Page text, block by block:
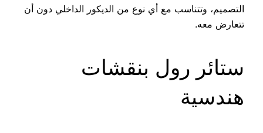
التصميم، وتتناسب مع أي نوع من الديكور الداخلي دون أن
تتعارض معه.
ستائر رول بنقشات
هندسية